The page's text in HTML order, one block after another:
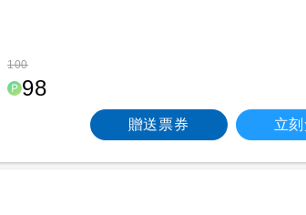
100
98
贈送票券 立